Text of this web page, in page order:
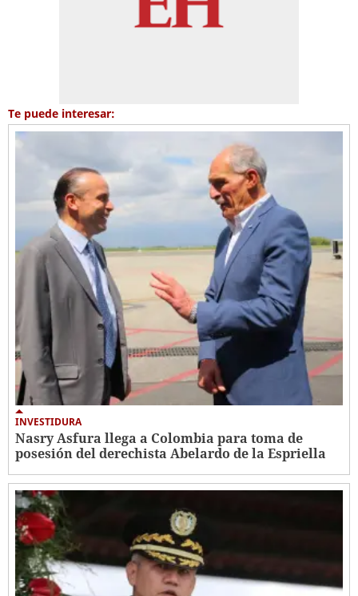
Te puede interesar:
INVESTIDURA
Nasry Asfura llega a Colombia para toma de
posesión del derechista Abelardo de la Espriella